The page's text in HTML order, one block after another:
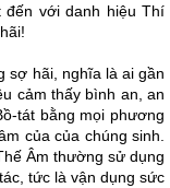
đến với danh hiệu Thí
sợ hãi, nghĩa là ai gần
cảm thấy bình an, an
tát bằng mọi phương
của của chúng sinh.
Âm thường sử dụng
tức là vận dụng sức